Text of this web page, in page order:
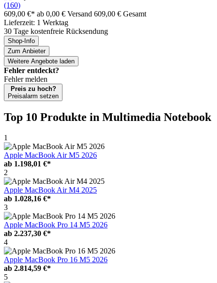
(160)
609,00 €* ab 0,00 € Versand 609,00 € Gesamt
Lieferzeit: 1 Werktag
30 Tage kostenfreie Rücksendung
Shop-Info
Zum Anbieter
Weitere Angebote laden
Fehler entdeckt?
Fehler melden
Preis zu hoch?
Preisalarm setzen
Top 10 Produkte in Multimedia Notebook
1
Apple MacBook Air M5 2026
ab 1.198,01 €*
2
Apple MacBook Air M4 2025
ab 1.028,16 €*
3
Apple MacBook Pro 14 M5 2026
ab 2.237,30 €*
4
Apple MacBook Pro 16 M5 2026
ab 2.814,59 €*
5